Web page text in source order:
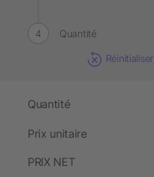
Quantité
Quantité
Prix unitaire
PRIX NET